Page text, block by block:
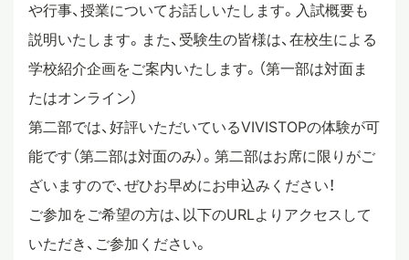
スタディツアー
ニュース
教員ブログ
在校生・保護者・卒業生の方へ
や行事、授業についてお話しいたします。入試概要も
説明いたします。また、受験生の皆様は、在校生による
学校紹介企画をご案内いたします。（第一部は対面ま
たはオンライン）
第二部では、好評いただいているVIVISTOPの体験が可
能です（第二部は対面のみ）。第二部はお席に限りがご
ざいますので、ぜひお早めにお申込みください！
ご参加をご希望の方は、以下のURLよりアクセスして
いただき、ご参加ください。